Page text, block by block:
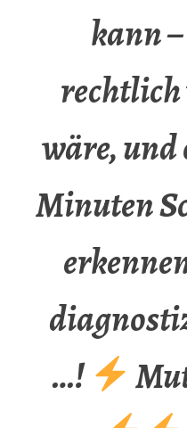
kann
wäre, und
Minuten
…!